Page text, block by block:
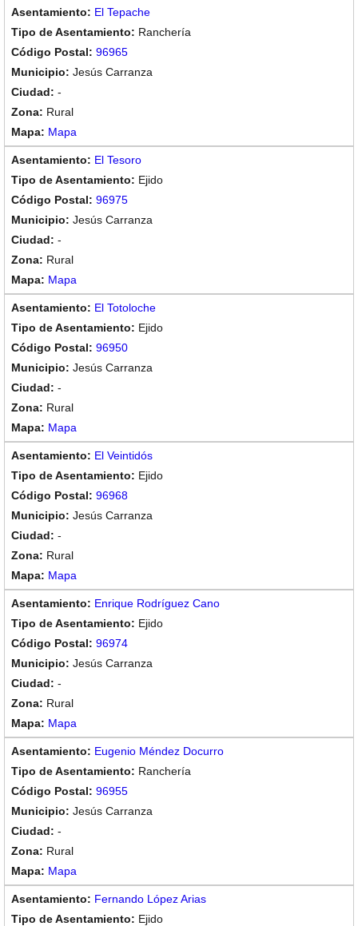
El Tepache
Ranchería
96965
Jesús Carranza
-
Rural
Mapa
El Tesoro
Ejido
96975
Jesús Carranza
-
Rural
Mapa
El Totoloche
Ejido
96950
Jesús Carranza
-
Rural
Mapa
El Veintidós
Ejido
96968
Jesús Carranza
-
Rural
Mapa
Enrique Rodríguez Cano
Ejido
96974
Jesús Carranza
-
Rural
Mapa
Eugenio Méndez Docurro
Ranchería
96955
Jesús Carranza
-
Rural
Mapa
Fernando López Arias
Ejido